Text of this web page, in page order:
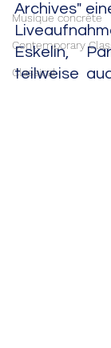
Musique concrète
Contemporary
Classical
Archives"
Eskelin,
teilweise